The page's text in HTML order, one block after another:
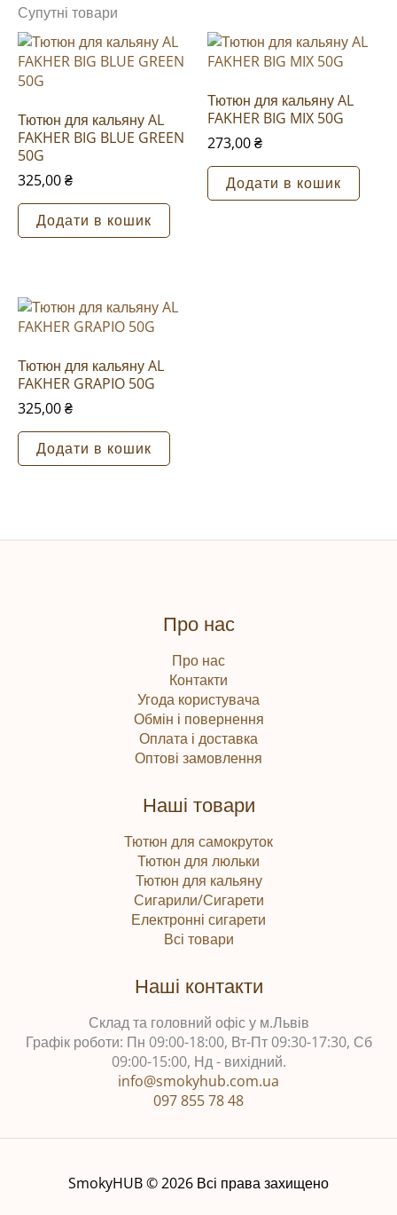
Супутні товари
Тютюн для кальяну AL
FAKHER BIG BLUE GREEN
50G
325,00₴
Додати в кошик
Тютюн для кальяну AL
FAKHER BIG MIX 50G
273,00₴
Додати в кошик
Тютюн для кальяну AL
FAKHER GRAPIO 50G
325,00₴
Додати в кошик
Про нас
Про нас
Контакти
Угода користувача
Обмін і повернення
Оплата і доставка
Оптові замовлення
Наші товари
Тютюн для самокруток
Тютюн для люльки
Тютюн для кальяну
Сигарили/Сигарети
Електронні сигарети
Всі товари
Наші контакти
Склад та головний офіс у м.Львів
Графік роботи: Пн 09:00-18:00, Вт-Пт 09:30-17:30, Сб
09:00-15:00, Нд - вихідний.
info@smokyhub.com.ua
097 855 78 48
SmokyHUB © 2026 Всі права захищено